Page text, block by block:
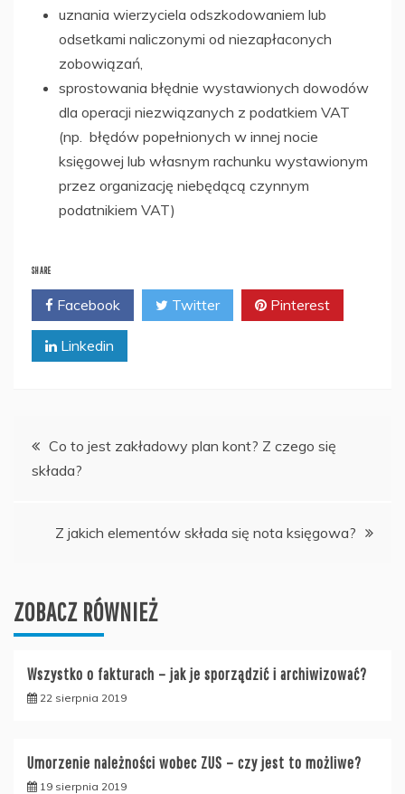
uznania wierzyciela odszkodowaniem lub
odsetkami naliczonymi od niezapłaconych
zobowiązań,
sprostowania błędnie wystawionych dowodów
dla operacji niezwiązanych z podatkiem VAT
(np. błędów popełnionych w innej nocie
księgowej lub własnym rachunku wystawionym
przez organizację niebędącą czynnym
podatnikiem VAT)
SHARE
Facebook Twitter Pinterest
Linkedin
Nawigacja
Co to jest zakładowy plan kont? Z czego się
składa?
Z jakich elementów składa się nota księgowa?
ZOBACZ RÓWNIEŻ
Wszystko o fakturach – jak je sporządzić i archiwizować?
22 sierpnia 2019
Umorzenie należności wobec ZUS – czy jest to możliwe?
19 sierpnia 2019